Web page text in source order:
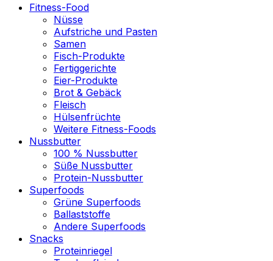
Fitness-Food
Nüsse
Aufstriche und Pasten
Samen
Fisch-Produkte
Fertiggerichte
Eier-Produkte
Brot & Gebäck
Fleisch
Hülsenfrüchte
Weitere Fitness-Foods
Nussbutter
100 % Nussbutter
Süße Nussbutter
Protein-Nussbutter
Superfoods
Grüne Superfoods
Ballaststoffe
Andere Superfoods
Snacks
Proteinriegel